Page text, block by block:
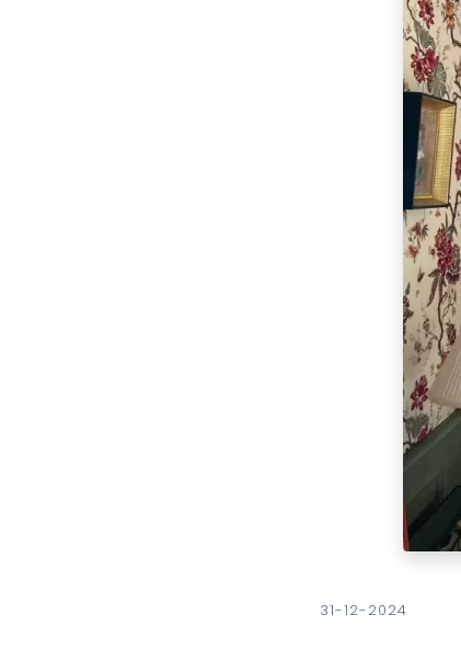
31-12-2024